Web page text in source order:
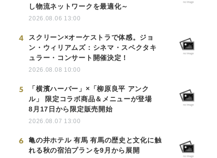
し物流ネットワークを最適化～
2026.08.06 13:00
4
スクリーン×オーケストラで体感。ジョ
ン・ウィリアムズ：シネマ・スペクタキ
ュラー・コンサート開催決定！
2026.08.08 10:00
5
「横濱ハーバー」×「柳原良平 アンク
ル」 限定コラボ商品＆メニューが登場
8月17日から限定販売開始
2026.08.07 13:00
6
亀の井ホテル 有馬 有馬の歴史と文化に触
れる秋の宿泊プランを9月から展開